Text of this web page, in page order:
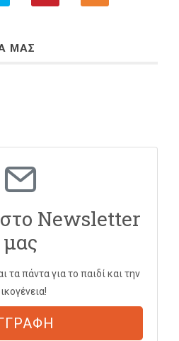
ΜΑΣ
Newsletter
μας
τα πάντα για το παιδί και την